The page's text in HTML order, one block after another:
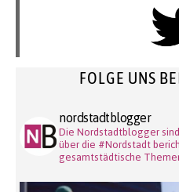
FOLGE UNS
nordstadtblogger
Die Nordstadtblogger
über die #Nordstadt
gesamtstädtische